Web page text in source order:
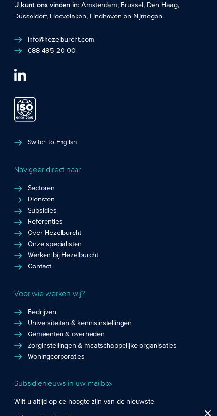
U kunt ons vinden in:Amsterdam, Brussel , Den Haag,
Düsseldorf, Hoevelaken, Eindhoven en Nijmegen.
info@hezelburcht.com
088 495 20 00
Switch to English
Navigeer direct naar
Sectoren
Diensten
Subsidies
Referenties
Over Hezelburcht
Onze specialisten
Werken bij Hezelburcht
Contact
Voor wie werken wij?
Bedrijven
Universiteiten & kennisinstellingen
Gemeenten & overheden
Zorginstellingen & maatschappelijke organisaties
Woningcorporaties
Subsidienieuws in uw mailbox
Wilt u altijd op de hoogte zijn van de nieuwste